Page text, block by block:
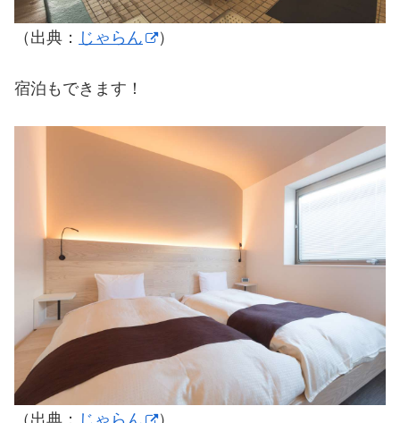
（出典： じゃらん ）
宿泊もできます！
（出典： じゃらん ）